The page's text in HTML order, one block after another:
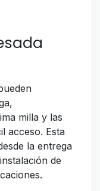
milla y las
acceso. Esta
la entrega
de